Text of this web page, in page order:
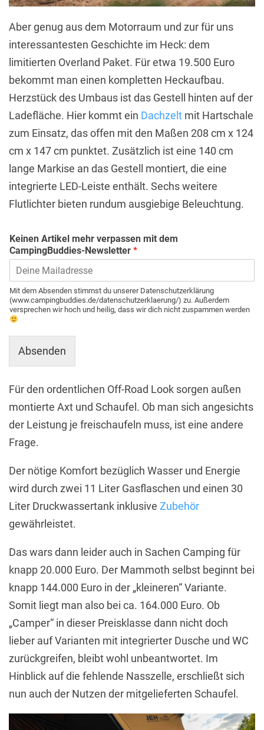
Aber genug aus dem Motorraum und zur für uns
interessantesten Geschichte im Heck: dem
limitierten Overland Paket. Für etwa 19.500 Euro
bekommt man einen kompletten Heckaufbau.
Herzstück des Umbaus ist das Gestell hinten auf der
Ladefläche. Hier kommt ein Dachzelt mit Hartschale
zum Einsatz, das offen mit den Maßen 208 cm x 124
cm x 147 cm punktet. Zusätzlich ist eine 140 cm
lange Markise an das Gestell montiert, die eine
integrierte LED-Leiste enthält. Sechs weitere
Flutlichter bieten rundum ausgiebige Beleuchtung.
Keinen Artikel mehr verpassen mit dem
CampingBuddies-Newsletter *
Mit dem Absenden stimmst du unserer Datenschutzerklärung
(www.campingbuddies.de/datenschutzerklaerung/) zu. Außerdem
versprechen wir hoch und heilig, dass wir dich nicht zuspammen werden
Absenden
Für den ordentlichen Off-Road Look sorgen außen
montierte Axt und Schaufel. Ob man sich angesichts
der Leistung je freischaufeln muss, ist eine andere
Frage.
Der nötige Komfort bezüglich Wasser und Energie
wird durch zwei 11 Liter Gasflaschen und einen 30
Liter Druckwassertank inklusive Zubehör
gewährleistet.
Das wars dann leider auch in Sachen Camping für
knapp 20.000 Euro. Der Mammoth selbst beginnt bei
knapp 144.000 Euro in der „kleineren“ Variante.
Somit liegt man also bei ca. 164.000 Euro. Ob
„Camper“ in dieser Preisklasse dann nicht doch
lieber auf Varianten mit integrierter Dusche und WC
zurückgreifen, bleibt wohl unbeantwortet. Im
Hinblick auf die fehlende Nasszelle, erschließt sich
nun auch der Nutzen der mitgelieferten Schaufel.